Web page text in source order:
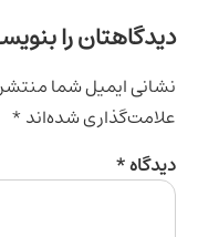
را بنویسید
ایمیل شما منتشر
شده‌اند*
*